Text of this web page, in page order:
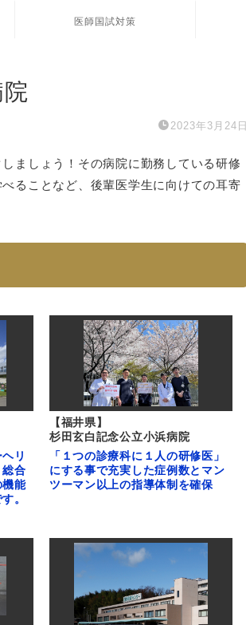
医師国試対策
2023年3月24日
ましょう！その病院に勤務している研修
ることなど、後輩医学生に向けての耳寄
リ
合
機能
。
【福井県】
杉田玄白記念公立小浜病院
「１つの診療科に１人の研修医」
にする事で充実した症例数とマン
ツーマン以上の指導体制を確保